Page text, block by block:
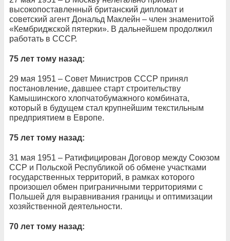
высокопоставленный британский дипломат и
советский агент Дональд Маклейн – член знаменитой
«Кембриджской пятерки». В дальнейшем продолжил
работать в СССР.
75 лет тому назад:
29 мая 1951 – Совет Министров СССР принял
постановление, давшее старт строительству
Камышинского хлопчатобумажного комбината,
который в будущем стал крупнейшим текстильным
предприятием в Европе.
75 лет тому назад:
31 мая 1951 – Ратифицирован Договор между Союзом
ССР и Польской Республикой об обмене участками
государственных территорий, в рамках которого
произошел обмен приграничными территориями с
Польшей для выравнивания границы и оптимизации
хозяйственной деятельности.
70 лет тому назад: